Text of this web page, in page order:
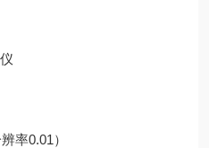
率0.01）